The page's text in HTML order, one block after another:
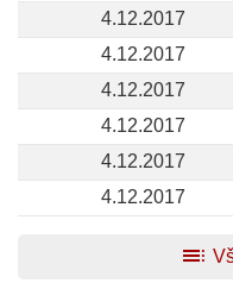
4.12.2017
4.12.2017
4.12.2017
4.12.2017
4.12.2017
4.12.2017
toc